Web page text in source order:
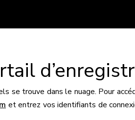
se trouve dans le nuage. Pour
et entrez vos identifiants de